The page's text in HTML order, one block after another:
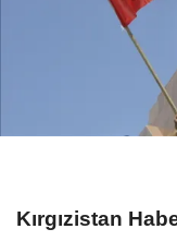
Kırgızistan